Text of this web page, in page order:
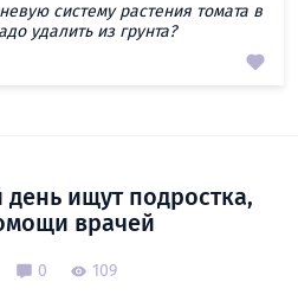
систему растения томата в
удалить из грунта?
ищут подростка,
врачей
0 109